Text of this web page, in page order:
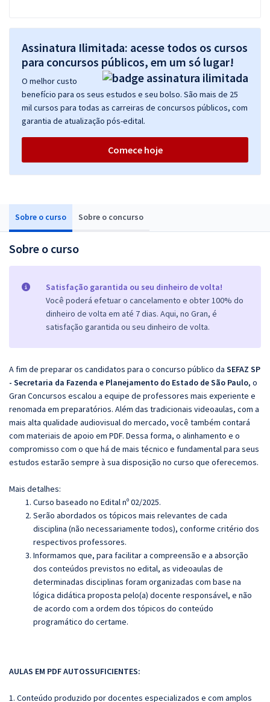
Sobre o curso Sobre o concurso
Sobre o curso
Satisfação garantida ou seu dinheiro de volta!
Você poderá efetuar o cancelamento e obter 100% do
dinheiro de volta em até 7 dias. Aqui, no Gran, é
satisfação garantida ou seu dinheiro de volta.
A fim de preparar os candidatos para o concurso público da SEFAZ SP
- Secretaria da Fazenda e Planejamento do Estado de São Paulo, o
Gran Concursos escalou a equipe de professores mais experiente e
renomada em preparatórios. Além das tradicionais videoaulas, com a
mais alta qualidade audiovisual do mercado, você também contará
com materiais de apoio em PDF. Dessa forma, o alinhamento e o
compromisso com o que há de mais técnico e fundamental para seus
estudos estarão sempre à sua disposição no curso que oferecemos.
Mais detalhes:
Curso baseado no Edital nº 02/2025.
Serão abordados os tópicos mais relevantes de cada
disciplina (não necessariamente todos), conforme critério dos
respectivos professores.
Informamos que, para facilitar a compreensão e a absorção
dos conteúdos previstos no edital, as videoaulas de
determinadas disciplinas foram organizadas com base na
lógica didática proposta pelo(a) docente responsável, e não
de acordo com a ordem dos tópicos do conteúdo
programático do certame.
AULAS EM PDF AUTOSSUFICIENTES:
1. Conteúdo produzido por docentes especializados e com amplos
Assinatura Ilimitada: acesse todos os cursos
para concursos públicos, em um só lugar!
O melhor custo
benefício para os seus estudos e seu bolso. São mais de 25
mil cursos para todas as carreiras de concursos públicos, com
garantia de atualização pós-edital.
Comece hoje